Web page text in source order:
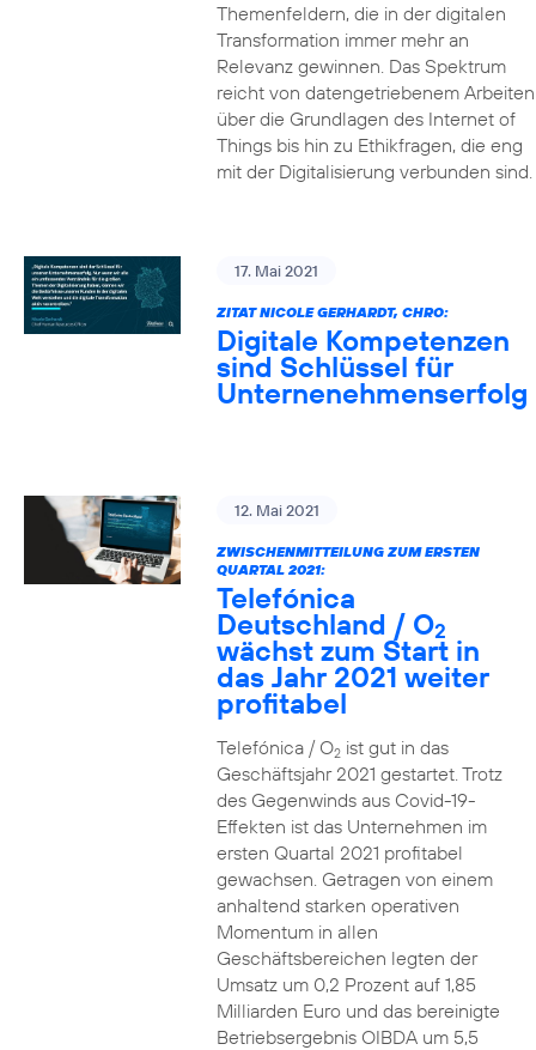
Themenfeldern, die in der digitalen
Transformation immer mehr an
Relevanz gewinnen. Das Spektrum
reicht von datengetriebenem Arbeiten
über die Grundlagen des Internet of
Things bis hin zu Ethikfragen, die eng
mit der Digitalisierung verbunden sind.
17. Mai 2021
ZITAT NICOLE GERHARDT, CHRO:
Digitale Kompetenzen
sind Schlüssel für
Unternenehmenserfolg
12. Mai 2021
ZWISCHENMITTEILUNG ZUM ERSTEN
QUARTAL 2021:
Telefónica
Deutschland / O2
wächst zum Start in
das Jahr 2021 weiter
profitabel
Telefónica / O2ist gut in das
Geschäftsjahr 2021 gestartet. Trotz
des Gegenwinds aus Covid-19-
Effekten ist das Unternehmen im
ersten Quartal 2021 profitabel
gewachsen. Getragen von einem
anhaltend starken operativen
Momentum in allen
Geschäftsbereichen legten der
Umsatz um 0,2 Prozent auf 1,85
Milliarden Euro und das bereinigte
Betriebsergebnis OIBDA um 5,5